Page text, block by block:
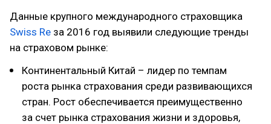
Данные крупного международного страховщика
Swiss Re за 2016 год выявили следующие тренды
на страховом рынке:
Континентальный Китай – лидер по темпам
роста рынка страхования среди развивающихся
стран. Рост обеспечивается преимущественно
за счет рынка страхования жизни и здоровья,